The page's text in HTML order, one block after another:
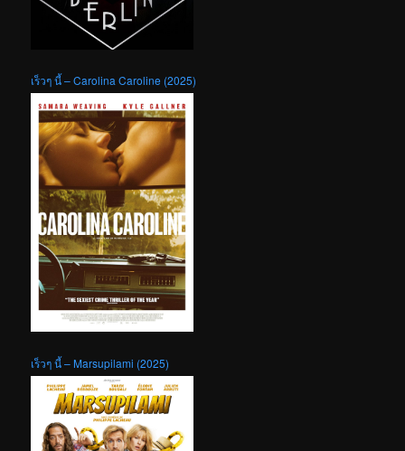
เร็วๆ นี้ – Carolina Caroline (2025)
เร็วๆ นี้ – Marsupilami (2025)